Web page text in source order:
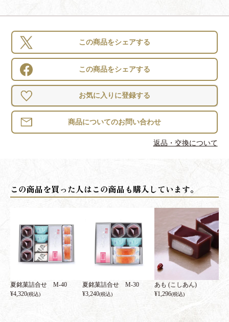
この商品をシェアする
この商品をシェアする
お気に入りに登録する
返品・交換について
夏銘菓詰合せ M-40
¥4,320(税込)
夏銘菓詰合せ M-30
¥3,240(税込)
あも (こしあん)
¥1,296(税込)